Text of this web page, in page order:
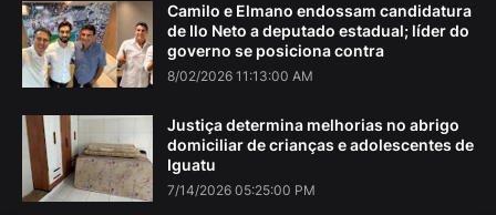
Camilo e Elmano endossam candidatura
de Ilo Neto a deputado estadual; líder do
governo se posiciona contra
8/02/2026 11:13:00 AM
Justiça determina melhorias no abrigo
domiciliar de crianças e adolescentes de
Iguatu
7/14/2026 05:25:00 PM